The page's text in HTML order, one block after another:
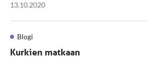
13.10.2020
Blogi
Kurkien matkaan